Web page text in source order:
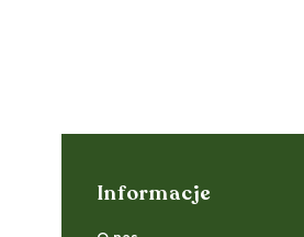
Linki w stopce
Informacje